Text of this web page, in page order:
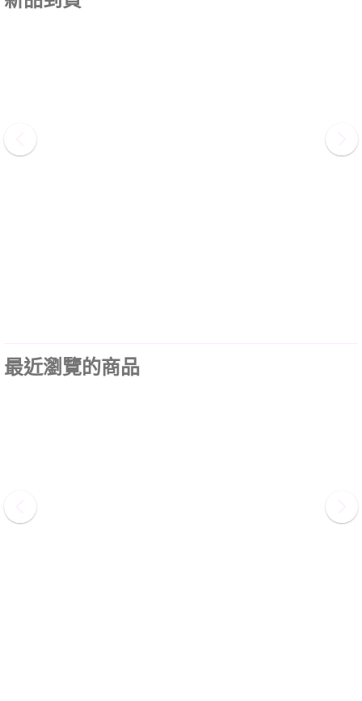
最近瀏覽的商品